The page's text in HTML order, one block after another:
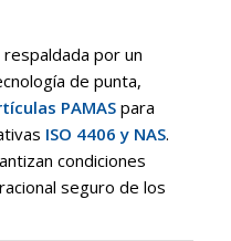
por un
de punta,
PAMASpara
ISO 4406 y NAS.
condiciones
seguro de los